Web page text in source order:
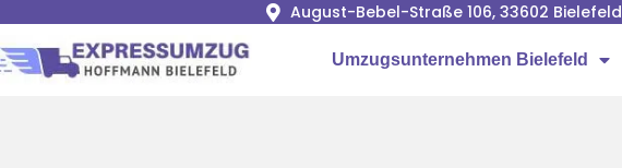
August-Bebel-Straße 106, 33602 Bielefeld
Umzugsunternehmen Bielefeld